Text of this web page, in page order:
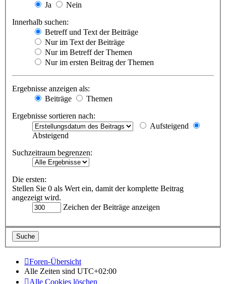
Ja
Nein
Innerhalb suchen:
Betreff und Text der Beiträge
Nur im Text der Beiträge
Nur im Betreff der Themen
Nur im ersten Beitrag der Themen
Ergebnisse anzeigen als:
Beiträge
Themen
Ergebnisse sortieren nach:
Aufsteigend
Absteigend
Suchzeitraum begrenzen:
Die ersten:
Stellen Sie 0 als Wert ein, damit der komplette Beitrag
angezeigt wird.
Zeichen der Beiträge anzeigen
Foren-Übersicht
Alle Zeiten sind UTC+02:00
Alle Cookies löschen